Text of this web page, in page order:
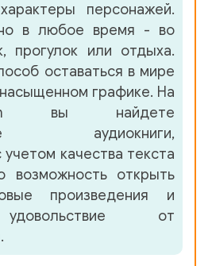
персонажей.
в любое время - во
прогулок или отдыха.
оставаться в мире
графике. На
вы найдете
аудиокниги,
качества текста
возможность открыть
произведения и
от